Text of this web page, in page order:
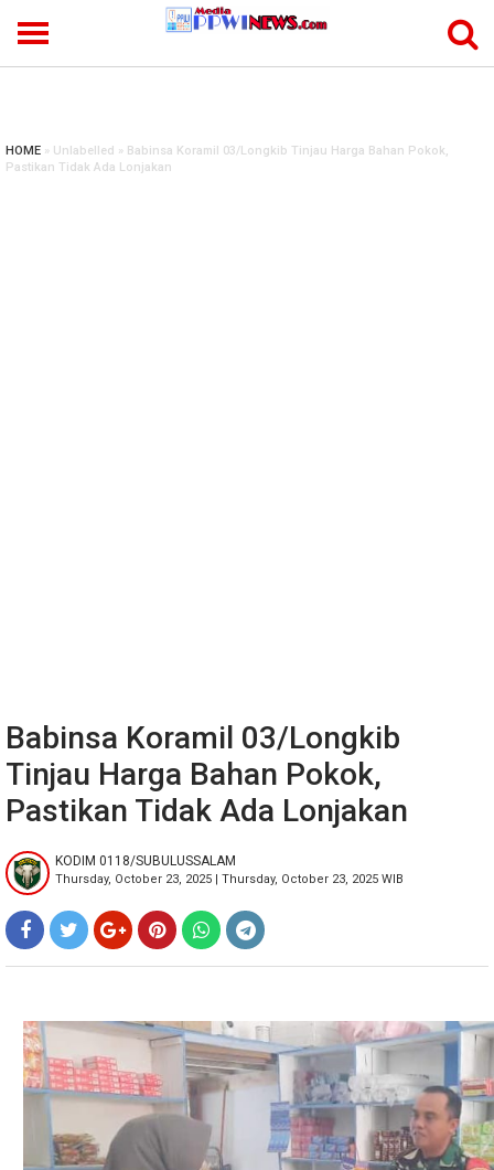
HOME » Unlabelled » Babinsa Koramil 03/Longkib Tinjau Harga Bahan Pokok,
Pastikan Tidak Ada Lonjakan
Babinsa Koramil 03/Longkib
Tinjau Harga Bahan Pokok,
Pastikan Tidak Ada Lonjakan
KODIM 0118/SUBULUSSALAM
Thursday, October 23, 2025 | Thursday, October 23, 2025 WIB